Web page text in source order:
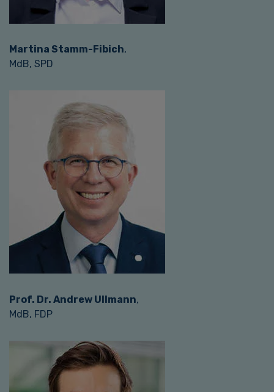
Martina Stamm-Fibich,
MdB, SPD
Prof. Dr. Andrew Ullmann,
MdB, FDP